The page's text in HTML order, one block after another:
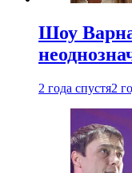
Шоу
2 года спустя2